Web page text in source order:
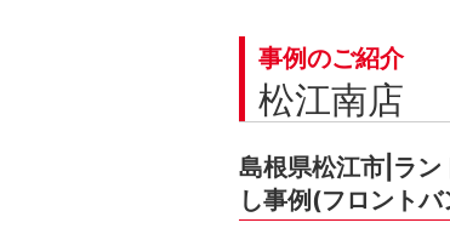
事例のご紹介
松江南店
島根県松江市|ラ
し事例(フロント